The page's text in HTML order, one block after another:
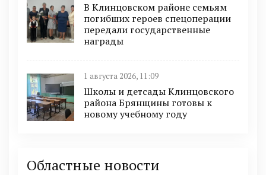
В Клинцовском районе семьям
погибших героев спецоперации
передали государственные
награды
1 августа 2026, 11:09
Школы и детсады Клинцовского
района Брянщины готовы к
новому учебному году
Областные новости